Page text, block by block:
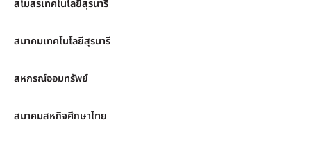
สโมสรเทคโนโลยีสุรนารี
สมาคมเทคโนโลยีสุรนารี
สหกรณ์ออมทรัพย์
สมาคมสหกิจศึกษาไทย